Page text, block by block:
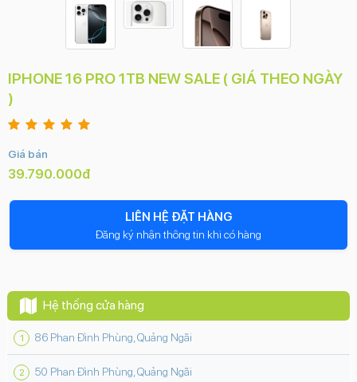
IPHONE 16 PRO 1TB NEW SALE ( GIÁ THEO NGÀY
)
Giá bán
39.790.000đ
LIÊN HỆ ĐẶT HÀNG
Đăng ký nhận thông tin khi có hàng
Hệ thống cửa hàng
86 Phan Đình Phùng, Quảng Ngãi
50 Phan Đình Phùng, Quảng Ngãi